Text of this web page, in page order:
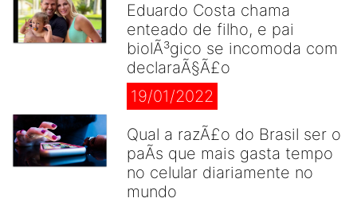
Eduardo Costa chama
enteado de filho, e pai
biolÃ³gico se incomoda com
declaraÃ§Ã£o
19/01/2022
Qual a razÃ£o do Brasil ser o
paÃ­s que mais gasta tempo
no celular diariamente no
mundo